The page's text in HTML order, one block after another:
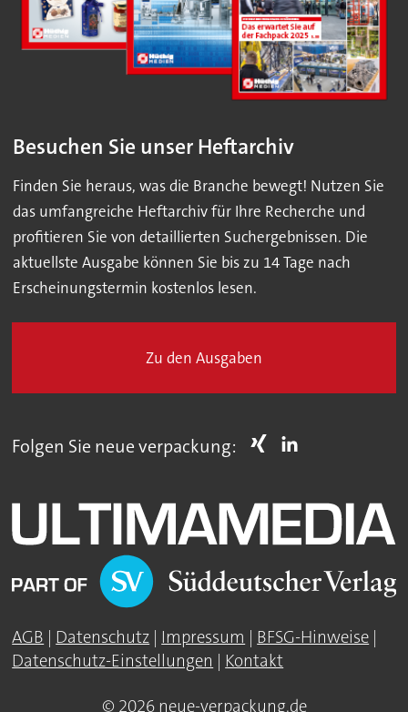
Besuchen Sie unser Heftarchiv
Finden Sie heraus, was die Branche bewegt! Nutzen Sie
das umfangreiche Heftarchiv für Ihre Recherche und
profitieren Sie von detaillierten Suchergebnissen. Die
aktuellste Ausgabe können Sie bis zu 14 Tage nach
Erscheinungstermin kostenlos lesen.
Zu den Ausgaben
Folgen Sie neue verpackung:
AGB | Datenschutz | Impressum | BFSG-Hinweise |
Datenschutz-Einstellungen | Kontakt
© 2026 neue-verpackung.de